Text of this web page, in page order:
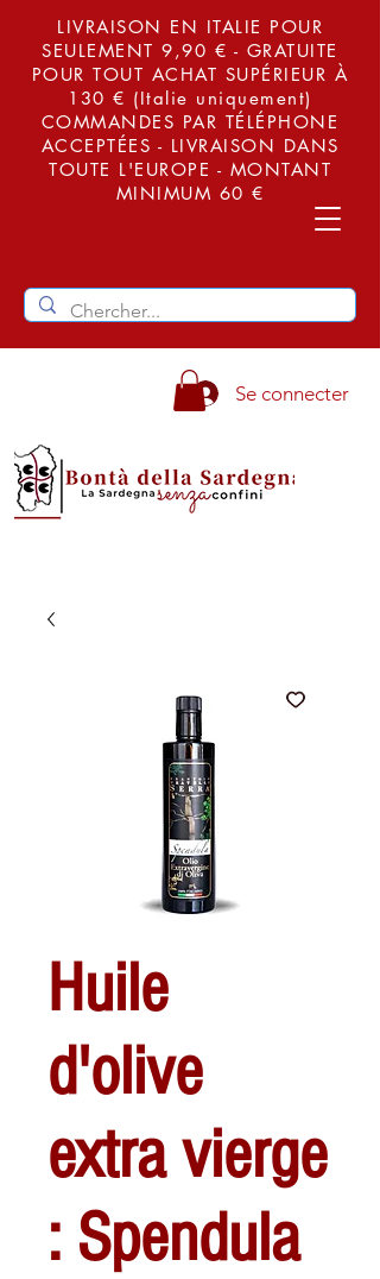
LIVRAISON EN ITALIE POUR
SEULEMENT 9,90 € - GRATUITE
POUR TOUT ACHAT SUPÉRIEUR À
130 € (Italie uniquement)
COMMANDES PAR TÉLÉPHONE
ACCEPTÉES - LIVRAISON DANS
TOUTE L'EUROPE - MONTANT
MINIMUM 60 €
Se connecter
Huile
d'olive
extra vierge
: Spendula